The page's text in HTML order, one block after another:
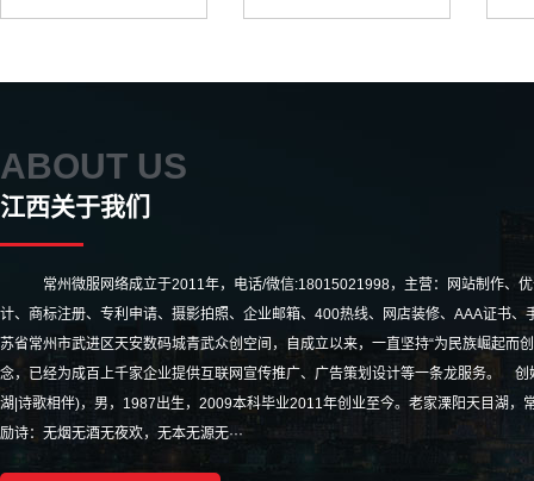
ABOUT US
江西关于我们
常州微服网络成立于2011年，电话/微信:18015021998，主营：网站制作、
计、商标注册、专利申请、摄影拍照、企业邮箱、400热线、网店装修、AAA证书
苏省常州市武进区天安数码城青武众创空间，自成立以来，一直坚持“为民族崛起而
念，已经为成百上千家企业提供互联网宣传推广、广告策划设计等一条龙服务。 创
湖|诗歌相伴)，男，1987出生，2009本科毕业2011年创业至今。老家溧阳天目湖
励诗：无烟无酒无夜欢，无本无源无···